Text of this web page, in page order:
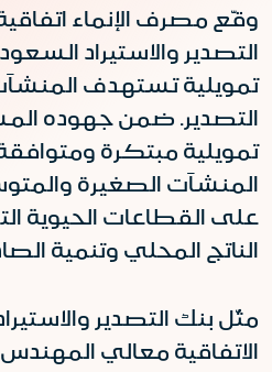
وقّع مصرف الإنماء
التصدير والاستيراد
تمويلية تستهدف
التصدير. ضمن جهوده
تمويلية مبتكرة
المنشآت الصغيرة
على القطاعات الحيوية
الناتج المحلي وتنمية
مثّل بنك التصدير
الاتفاقية معالي